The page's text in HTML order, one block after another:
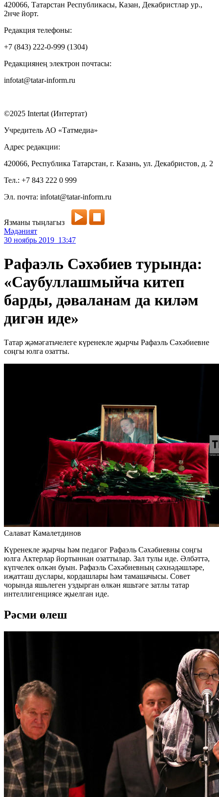
420066, Татарстан Республикасы, Казан, Декабристлар ур.,
2нче йорт.
Редакция телефоны:
+7 (843) 222-0-999 (1304)
Редакциянең электрон почтасы:
infotat@tatar-inform.ru
©2025 Intertat (Интертат)
Учредитель АО «Татмедиа»
Адрес редакции:
420066, Республика Татарстан, г. Казань, ул. Декабристов, д. 2
Тел.: +7 843 222 0 999
Эл. почта: infotat@tatar-inform.ru
Язманы тыңлагыз
Мәдәният
30 ноябрь 2019 13:47
Рафаэль Сәхәбиев турында:
«Саубуллашмыйча китеп
барды, дәваланам да киләм
дигән иде»
Татар җәмәгатьчелеге күренекле җырчы Рафаэль Сәхәбиевне
соңгы юлга озатты.
Салават Камалетдинов
Күренекле җырчы һәм педагог Рафаэль Сәхәбиевны соңгы
юлга Актерлар йортыннан озаттылар. Зал тулы иде. Әлбәттә,
күпчелек өлкән буын. Рафаэль Сәхәбиевның сәхнәдәшләре,
иҗатташ дуслары, кордашлары һәм тамашачысы. Совет
чорында яшьлеген уздырган өлкән яшьтәге затлы татар
интеллигенциясе җыелган иде.
Рәсми өлеш